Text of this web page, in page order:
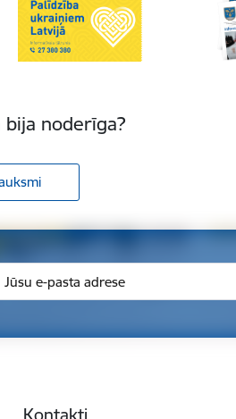
noderīga?
Kontakti